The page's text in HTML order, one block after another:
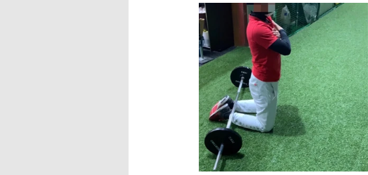
SMART TOOL サッカー 肉離れ